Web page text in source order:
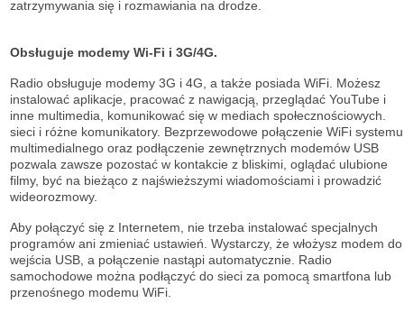
zatrzymywania się i rozmawiania na drodze.
Obsługuje modemy Wi-Fi i 3G/4G.
Radio obsługuje modemy 3G i 4G, a także posiada WiFi. Możesz
instalować aplikacje, pracować z nawigacją, przeglądać YouTube i
inne multimedia, komunikować się w mediach społecznościowych.
sieci i różne komunikatory. Bezprzewodowe połączenie WiFi systemu
multimedialnego oraz podłączenie zewnętrznych modemów USB
pozwala zawsze pozostać w kontakcie z bliskimi, oglądać ulubione
filmy, być na bieżąco z najświeższymi wiadomościami i prowadzić
wideorozmowy.
Aby połączyć się z Internetem, nie trzeba instalować specjalnych
programów ani zmieniać ustawień. Wystarczy, że włożysz modem do
wejścia USB, a połączenie nastąpi automatycznie. Radio
samochodowe można podłączyć do sieci za pomocą smartfona lub
przenośnego modemu WiFi.